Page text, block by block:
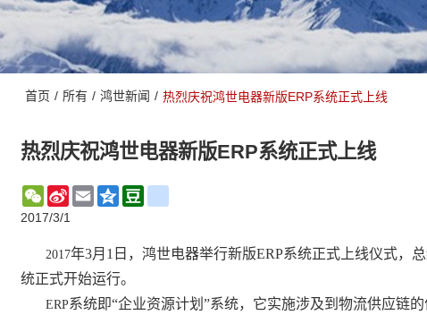
首页 / 所有 / 鸿世新闻 / 热烈庆祝鸿世电器新版ERP系统正式上线
热烈庆祝鸿世电器新版ERP系统正式上线
WeChat
Sina
Weibo
Email Qzone
2017/3/1
2017年3月 1 日，鸿世电器举行新版ERP系统正式上线仪式，
统正式开始运行。
ERP系统即“企业资源计划”系统，它实施涉及到物流供应链